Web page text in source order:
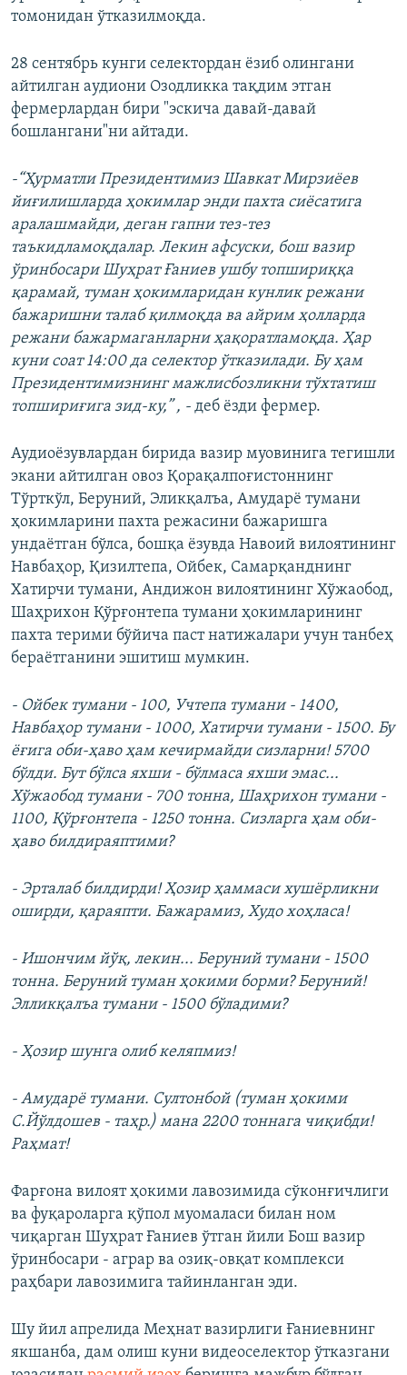
томонидан ўтказилмоқда.
28 сентябрь кунги селектордан ёзиб олингани
айтилган аудиони Озодликка тақдим этган
фермерлардан бири "эскича давай-давай
бошлангани"ни айтади.
-“Ҳурматли Президентимиз Шавкат Мирзиёев
йиғилишларда ҳокимлар энди пахта сиёсатига
аралашмайди, деган гапни тез-тез
таъкидламоқдалар. Лекин афсуски, бош вазир
ўринбосари Шуҳрат Ғаниев ушбу топшириққа
қарамай, туман ҳокимларидан кунлик режани
бажаришни талаб қилмоқда ва айрим ҳолларда
режани бажармаганларни ҳақоратламоқда. Ҳар
куни соат 14:00 да селектор ўтказилади. Бу ҳам
Президентимизнинг мажлисбозликни тўхтатиш
топшириғига зид-ку,” , - деб ёзди фермер.
Аудиоёзувлардан бирида вазир муовинига тегишли
экани айтилган овоз Қорақалпоғистоннинг
Тўрткўл, Беруний, Эликқалъа, Амударё тумани
ҳокимларини пахта режасини бажаришга
ундаётган бўлса, бошқа ёзувда Навоий вилоятининг
Навбаҳор, Қизилтепа, Ойбек, Самарқанднинг
Хатирчи тумани, Андижон вилоятининг Хўжаобод,
Шаҳрихон Қўрғонтепа тумани ҳокимларининг
пахта терими бўйича паст натижалари учун танбеҳ
бераётганини эшитиш мумкин.
- Ойбек тумани - 100, Учтепа тумани - 1400,
Навбаҳор тумани - 1000, Хатирчи тумани - 1500. Бу
ёғига оби-ҳаво ҳам кечирмайди сизларни! 5700
бўлди. Бут бўлса яхши - бўлмаса яхши эмас...
Хўжаобод тумани - 700 тонна, Шаҳрихон тумани -
1100, Қўрғонтепа - 1250 тонна. Сизларга ҳам оби-
ҳаво билдираяптими?
- Эрталаб билдирди! Ҳозир ҳаммаси хушёрликни
оширди, қараяпти. Бажарамиз, Худо хоҳласа!
- Ишончим йўқ, лекин... Беруний тумани - 1500
тонна. Беруний туман ҳокими борми? Беруний!
Элликқалъа тумани - 1500 бўладими?
- Ҳозир шунга олиб келяпмиз!
- Амударё тумани. Султонбой (туман ҳокими
С.Йўлдошев - таҳр.) мана 2200 тоннага чиқибди!
Раҳмат!
Фарғона вилоят ҳокими лавозимида сўконғичлиги
ва фуқароларга қўпол муомаласи билан ном
чиқарган Шуҳрат Ғаниев ўтган йили Бош вазир
ўринбосари - аграр ва озиқ-овқат комплекси
раҳбари лавозимига тайинланган эди.
Шу йил апрелида Меҳнат вазирлиги Ғаниевнинг
якшанба, дам олиш куни видеоселектор ўтказгани